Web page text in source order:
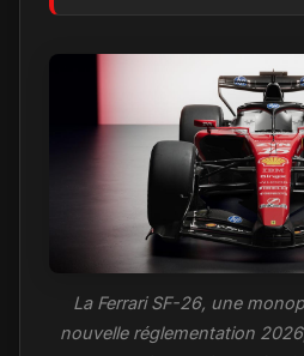
La Ferrari SF-26, une
nouvelle réglementation